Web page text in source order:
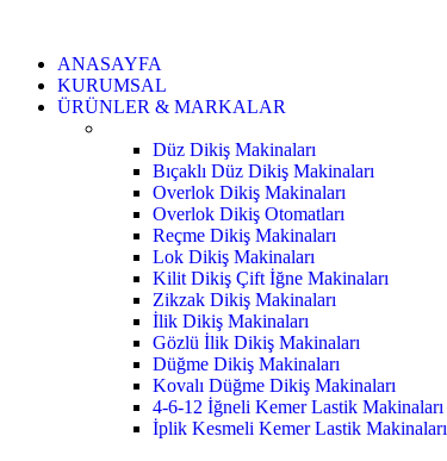
ANASAYFA
KURUMSAL
ÜRÜNLER & MARKALAR
Düz Dikiş Makinaları
Bıçaklı Düz Dikiş Makinaları
Overlok Dikiş Makinaları
Overlok Dikiş Otomatları
Reçme Dikiş Makinaları
Lok Dikiş Makinaları
Kilit Dikiş Çift İğne Makinaları
Zikzak Dikiş Makinaları
İlik Dikiş Makinaları
Gözlü İlik Dikiş Makinaları
Düğme Dikiş Makinaları
Kovalı Düğme Dikiş Makinaları
4-6-12 İğneli Kemer Lastik Makinaları
İplik Kesmeli Kemer Lastik Makinaları